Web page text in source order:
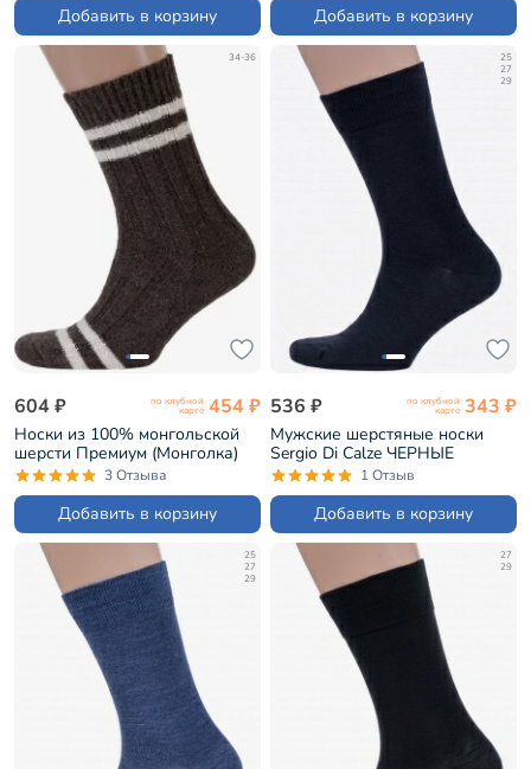
Добавить в корзину Добавить в корзину
34-36
604 ₽ по клубной
карте 454 ₽
Носки из 100% монгольской
шерсти Премиум (Монголка)
ТЕМНО-КОРИЧНЕВЫЕ (01195)
3 Отзыва
Добавить в корзину
25
27
29
536 ₽ по клубной
карте 343 ₽
Мужские шерстяные носки
Sergio Di Calze ЧЕРНЫЕ
(21SC2)
1 Отзыв
Добавить в корзину
25
27
29
27
29